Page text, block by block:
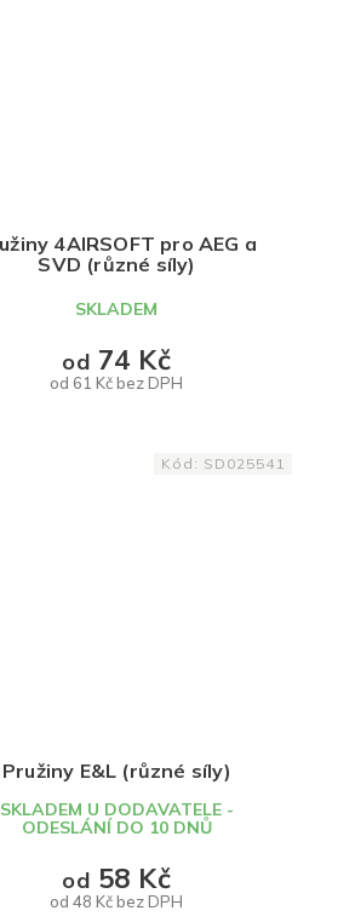
4AIRSOFT pro AEG a
SVD (různé síly)
SKLADEM
od 61 Kč bez DPH
od 74 Kč
Pružiny E&L (různé síly)
SKLADEM U DODAVATELE -
ODESLÁNÍ DO 10 DNŮ
od 48 Kč bez DPH
od 58 Kč
Kód: SD025541